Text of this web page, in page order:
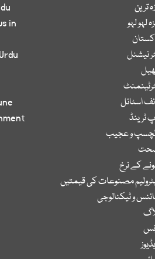
ترین
لہو لہو
نیشنل
اسٹائل
ٹرینڈ
و عجیب
کے نرخ
مصنوعات کی قیمتیں
و ٹیکنالوجی
in